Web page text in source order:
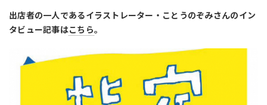
出店者の一人であるイラストレーター・ことうのぞみさんのイン
タビュー記事はこちら。